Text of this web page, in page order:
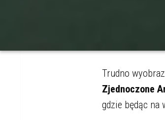
Trudno
Zjednoczone
gdzie będąc na